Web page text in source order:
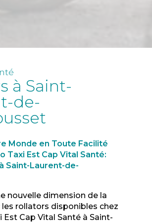
à Saint-
de-
Monde en Toute Facilité
Taxi Est Cap Vital Santé:
Saint-Laurent-de-
nouvelle dimension de la
rollators disponibles chez
Est Cap Vital Santé à Saint-